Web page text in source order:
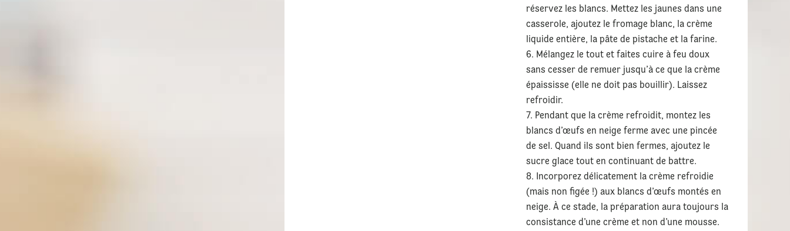
réservez les blancs. Mettez les jaunes dans une
casserole, ajoutez le fromage blanc, la crème
liquide entière, la pâte de pistache et la farine.
Mélangez le tout et faites cuire à feu doux
sans cesser de remuer jusqu’à ce que la crème
épaississe (elle ne doit pas bouillir). Laissez
refroidir.
Pendant que la crème refroidit, montez les
blancs d’œufs en neige ferme avec une pincée
de sel. Quand ils sont bien fermes, ajoutez le
sucre glace tout en continuant de battre.
Incorporez délicatement la crème refroidie
(mais non figée !) aux blancs d’œufs montés en
neige. À ce stade, la préparation aura toujours la
consistance d’une crème et non d’une mousse.